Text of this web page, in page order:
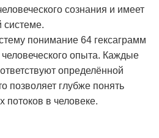
сознания и имеет
понимание 64 гексаграмм
опыта. Каждые
определённой
позволяет глубже понять
потоков в человеке.